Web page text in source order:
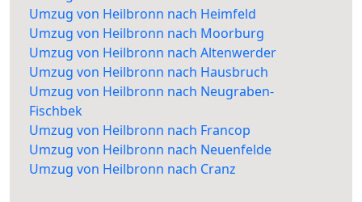
Umzug von Heilbronn nach Heimfeld
Umzug von Heilbronn nach Moorburg
Umzug von Heilbronn nach Altenwerder
Umzug von Heilbronn nach Hausbruch
Umzug von Heilbronn nach Neugraben-
Fischbek
Umzug von Heilbronn nach Francop
Umzug von Heilbronn nach Neuenfelde
Umzug von Heilbronn nach Cranz